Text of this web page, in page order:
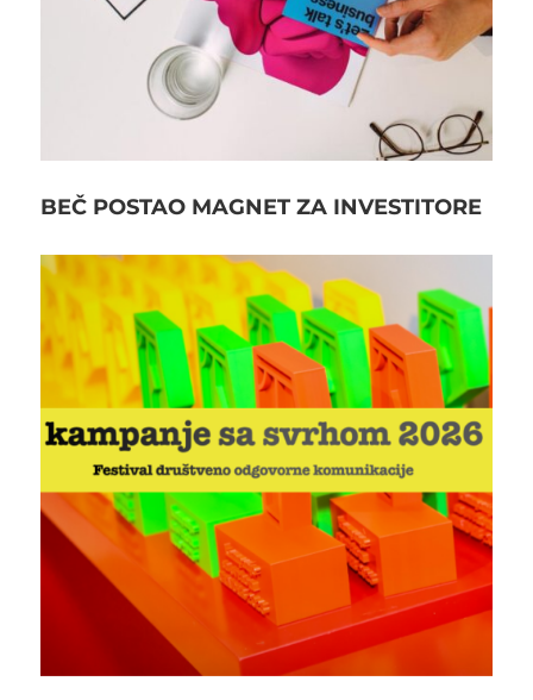
BEČ POSTAO MAGNET ZA INVESTITORE